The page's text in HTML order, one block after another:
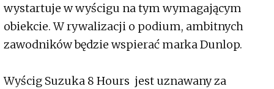
wystartuje w wyścigu na tym wymagającym
obiekcie. W rywalizacji o podium, ambitnych
zawodników będzie wspierać marka Dunlop.
Wyścig Suzuka 8 Hours jest uznawany za